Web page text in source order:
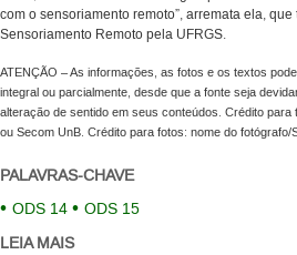
com o sensoriamento remoto”, arremata ela,
Sensoriamento Remoto pela UFRGS.
ATENÇÃO – As informações, as fotos e os textos
integral ou parcialmente, desde que a fonte seja
alteração de sentido em seus conteúdos. Crédito
ou Secom UnB. Crédito para fotos: nome do fotógrafo/
PALAVRAS-CHAVE
ODS 14
ODS 15
LEIA MAIS